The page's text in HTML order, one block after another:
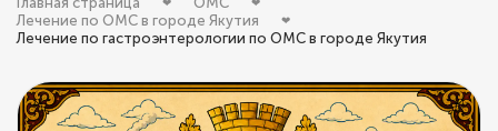
Лечение по ОМС в городе Якутия
Лечение по гастроэнтерологии по ОМС в городе Якутия